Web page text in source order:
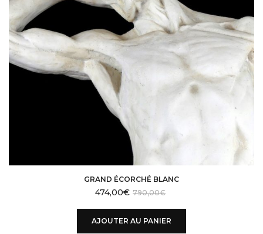
GRAND ÉCORCHÉ BLANC
790,00€
474,00€
AJOUTER AU PANIER